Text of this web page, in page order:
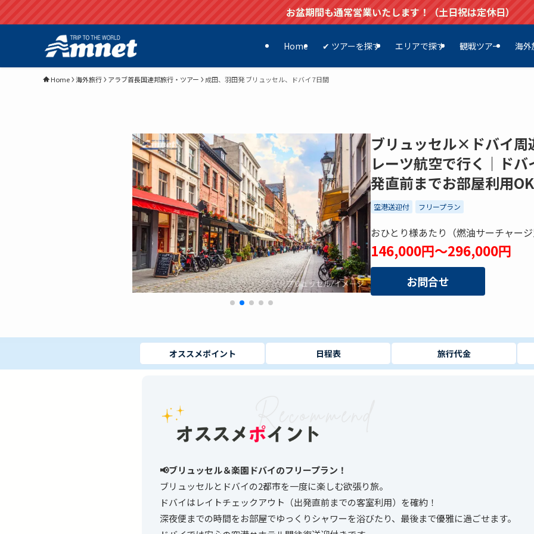
お盆期間も通常営業いたします！（土日祝は定休日）
Home ✔ ツアーを探す エリアで探す 観戦ツアー 海外
Home 海外旅行 アラブ首長国連邦旅行・ツアー 成田、羽田発 ブリュッセル、ドバイ 7日間
ブリュッセル×ドバイ
レーツ航空で行く｜ド
発直前までお部屋利用
空港送迎付 フリープラン
おひとり様あたり（燃油サーチャー
146,000円～296,000円
お問合せ
オススメポイント 日程表 旅行代金
📢ブリュッセル＆楽園ドバイのフリープラン！
ブリュッセルとドバイの2都市を一度に楽しむ欲張り旅。
ドバイはレイトチェックアウト（出発直前までの客室利用）を確約！
深夜便までの時間をお部屋でゆっくりシャワーを浴びたり、最後まで優雅に過ごせます。